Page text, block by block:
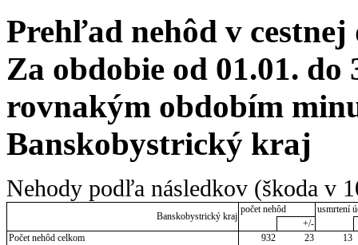
Prehľad nehôd v cestnej
Za obdobie od 01.01. do
rovnakým obdobím
Banskobystrický kraj
Nehody podľa následkov (škoda v
Banskobystrický kraj
počet nehôd
usmrtení
+/-
Počet nehôd celkom
932 23
13